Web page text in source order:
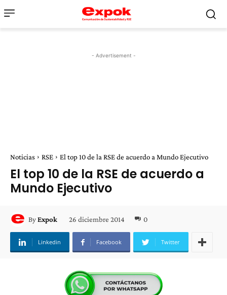
- Advertisement -
Noticias RSE El top 10 de la RSE de acuerdo a Mundo Ejecutivo
El top 10 de la RSE de acuerdo a
Mundo Ejecutivo
ByExpok 26 diciembre 2014 0
Linkedin Facebook Twitter